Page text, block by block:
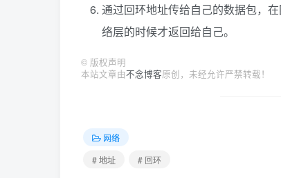
通过回环地址传给自己的数据包，
络层的时候才返回给自己。
© 版权声明
本站文章由不念博客原创，未经允许严禁转载！
网络
# 地址
# 回环